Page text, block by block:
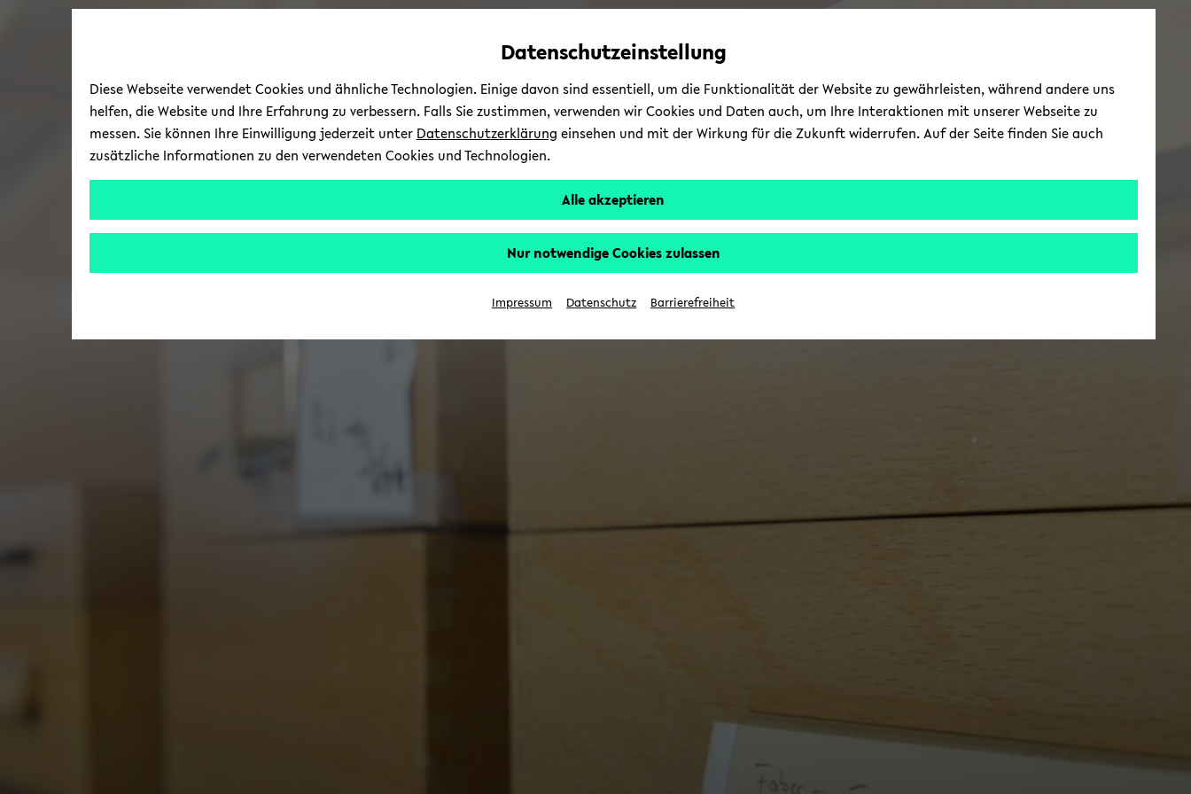
Automatische
vermeiden
zum
wechseln
zum
wechseln
zum
wechseln
Datenschutzeinstellung
Diese Webseite verwendet Cookies und ähnliche Technologien. Einige davon sind essentiell, um die Funktionalität der Website zu gewährleisten, während andere uns
helfen, die Website und Ihre Erfahrung zu verbessern. Falls Sie zustimmen, verwenden wir Cookies und Daten auch, um Ihre Interaktionen mit unserer Webseite zu
messen. Sie können Ihre Einwilligung jederzeit unter Datenschutzerklärung einsehen und mit der Wirkung für die Zukunft widerrufen. Auf der Seite finden Sie auch
zusätzliche Informationen zu den verwendeten Cookies und Technologien.
Alle akzeptieren
Nur notwendige Cookies zulassen
Impressum Datenschutz Barrierefreiheit